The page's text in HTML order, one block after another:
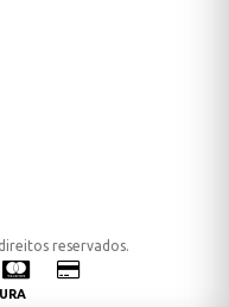
reservados.